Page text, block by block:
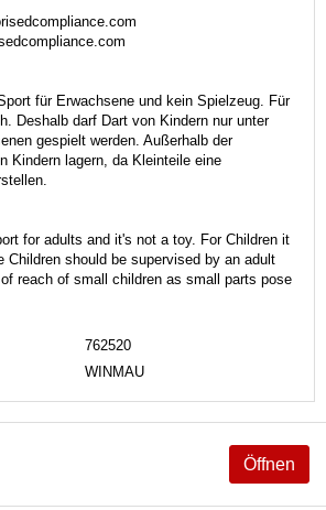
für Erwachsene und kein Spielzeug. Für
Deshalb darf Dart von Kindern nur unter
gespielt werden. Außerhalb der
Kindern lagern, da Kleinteile eine
for adults and it's not a toy. For Children it
Children should be supervised by an adult
reach of small children as small parts pose
762520
WINMAU
Öffnen